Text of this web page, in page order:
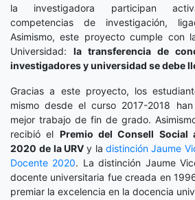
la investigadora participan
competencias de investigación,
Asimismo, este proyecto cumple con
Universidad: la transferencia de
investigadores y universidad se debe
Gracias a este proyecto, los
mismo desde el curso 2017-2018
mejor trabajo de fin de grado.
recibió el Premio del Consell Social
2020 de la URV y ladistinción Jaume
Docente 2020. La distinción Jaume
docente universitaria fue creada en
premiar la excelencia en la docencia